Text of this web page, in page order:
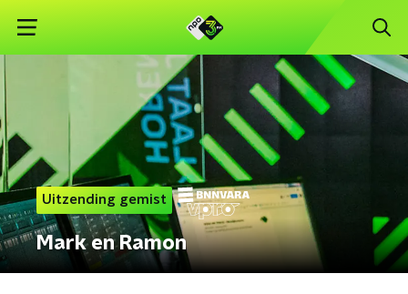
Uitzending gemist
Mark en Ramon